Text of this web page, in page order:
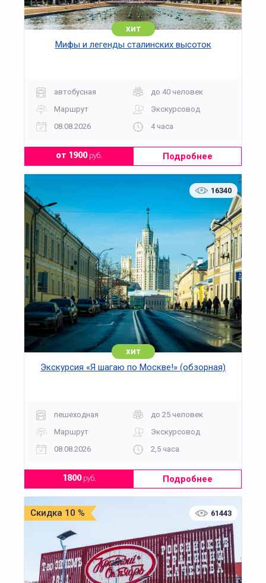
хозяйственных построек сегодня
величественно возвышаются посольства,
палаты, доходные дома, особняки и другие
достопримечательности.
прошлого, узнаем много занимательного об
улице и местных архитектурных памятниках,
увидим места, где когда-то жили скорняки.
Во время прогулки гид расскажет, кого
называли архаровцами, с какой целью был
организован «Союз воинствующих
безбожников», что ранее располагалось в
Медведниковской гимназии до открытия в ней
учебного заведения, какие известные
исторические личности проживали в этом
районе Москвы.
хит
Мифы и легенды сталинских высоток
автобусная
до 40 человек
Маршрут
Экскурсовод
08.08.2026
4 часа
от 1900руб. Подробнее
16340
хит
Экскурсия «Я шагаю по Москве!» (обзорная)
пешеходная
до 25 человек
Маршрут
Экскурсовод
08.08.2026
2,5 часа
1800руб. Подробнее
Скидка 10 % 61443